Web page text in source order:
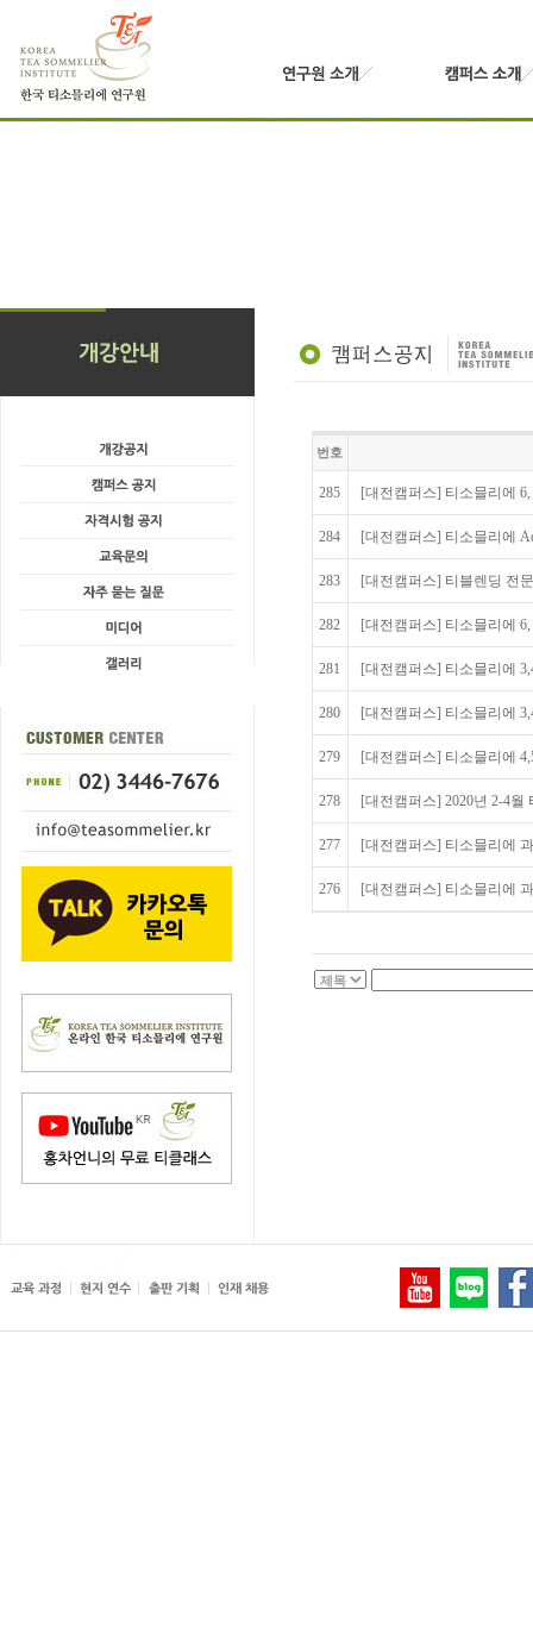
번호
285 [대전캠퍼스] 티소믈리에
284 [대전캠퍼스] 티소믈리에
283 [대전캠퍼스] 티블렌딩 전
282 [대전캠퍼스] 티소믈리에
281 [대전캠퍼스] 티소믈리에
280 [대전캠퍼스] 티소믈리에
279 [대전캠퍼스] 티소믈리에
278 [대전캠퍼스] 2020년 2-4
277 [대전캠퍼스] 티소믈리에
276 [대전캠퍼스] 티소믈리에